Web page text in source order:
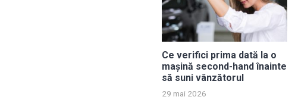
Ce verifici prima dată la o
mașină second-hand înainte
să suni vânzătorul
29 mai 2026